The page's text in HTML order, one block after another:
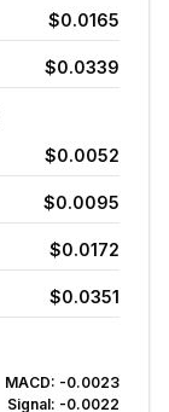
$0.0165
$0.0339
$0.0052
$0.0095
$0.0172
$0.0351
MACD: -0.0023
Signal: -0.0022